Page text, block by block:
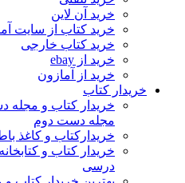
خرید آن لاین
خرید کتاب از سایت
خرید کتاب خارجی
خرید از ebay
خرید از آمازون
خریدار کتاب
خریدار کتاب و
مجله دست دوم
خریدارکتاب و کاغذ
خریدار کتاب و
درسی